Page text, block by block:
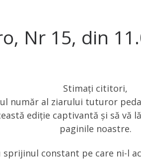
Nr 15, din
Stimați cititori,
număr al ziarului tuturor
ediție captivantă și să vă
paginile noastre.
constant pe care ni-l